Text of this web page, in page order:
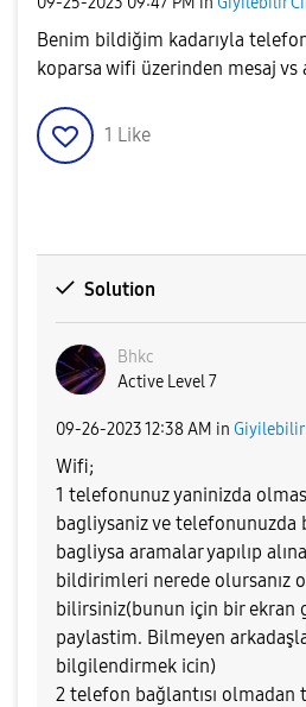
Benim bildiğim kadarıyla
koparsa wifi üzerinden mesaj vs
1 Like
Solution
Bhkc
Active Level 7
‎09-26-202312:38 AM in Giyilebilir
Wifi;
1 telefonunuz yaninizda
bagliysaniz ve telefonunuzda
bagliysa aramalar yapılıp
bildirimleri nerede olursanız
bilirsiniz(bunun için bir ekran
paylastim. Bilmeyen
bilgilendirmek icin)
2 telefon bağlantısı olmadan